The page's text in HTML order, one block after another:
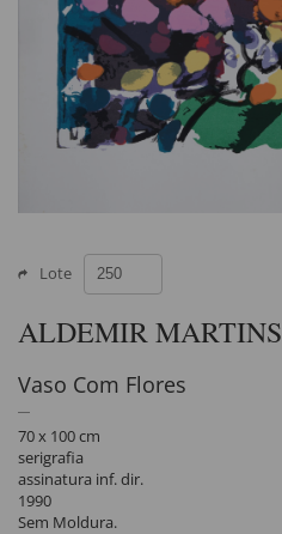
Lote
ALDEMIR MARTINS
Vaso Com Flores
70 x 100 cm
serigrafia
assinatura inf. dir.
1990
Sem Moldura.